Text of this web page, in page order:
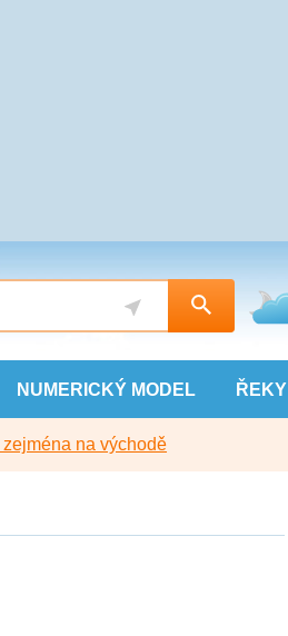
NUMERICKÝ MODEL ŘEKY
na východě